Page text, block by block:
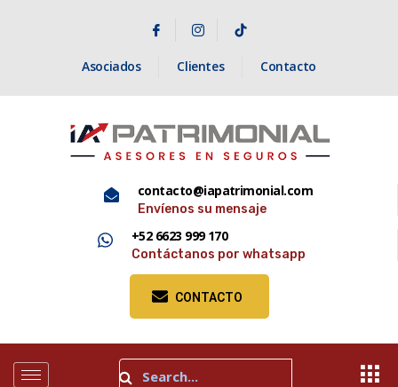
Asociados Clientes Contacto
contacto@iapatrimonial.com
Envíenos su mensaje
+52 6623 999 170
Contáctanos por whatsapp
CONTACTO